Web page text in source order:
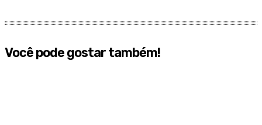
Você pode gostar também!